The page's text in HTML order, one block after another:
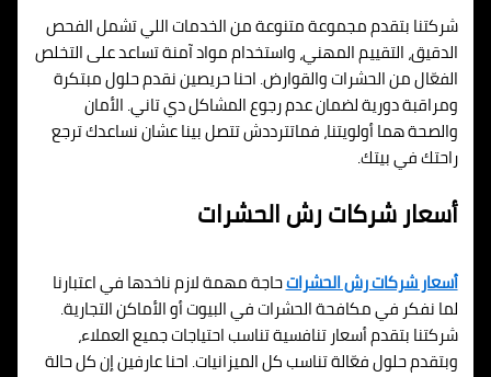
شركتنا بتقدم مجموعة متنوعة من الخدمات اللي تشمل الفحص
الدقيق، التقييم المهني، واستخدام مواد آمنة تساعد على التخلص
الفعّال من الحشرات والقوارض. احنا حريصين نقدم حلول مبتكرة
ومراقبة دورية لضمان عدم رجوع المشاكل دي تاني. الأمان
والصحة هما أولويتنا، فماتترددش تتصل بينا عشان نساعدك ترجع
راحتك في بيتك.
أسعار شركات رش الحشرات
أسعار شركات رش الحشراتحاجة مهمة لازم ناخدها في اعتبارنا
لما نفكر في مكافحة الحشرات في البيوت أو الأماكن التجارية.
شركتنا بتقدم أسعار تنافسية تناسب احتياجات جميع العملاء،
وبتقدم حلول فعّالة تناسب كل الميزانيات. احنا عارفين إن كل حالة